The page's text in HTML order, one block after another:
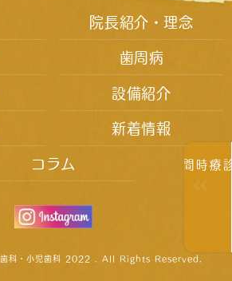
院長紹介・理念
歯周病
設備紹介
新着情報
コラム
科・小児歯科 2022 . All Rights Reserved.
診療時間